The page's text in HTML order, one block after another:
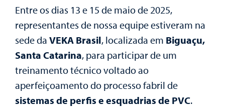
Entre os dias 13 e 15 de maio de 2025,
representantes de nossa equipe estiveram na
sede da VEKA Brasil, localizada em Biguaçu,
Santa Catarina, para participar de um
treinamento técnico voltado ao
aperfeiçoamento do processo fabril de
sistemas de perfis e esquadrias de PVC.